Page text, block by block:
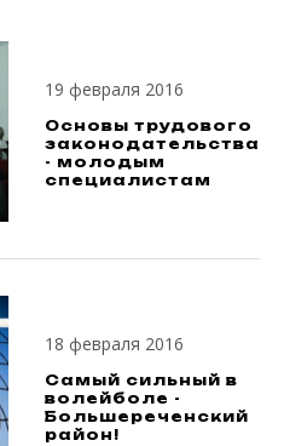
19 февраля 2016
Основы трудового
законодательства
- молодым
специалистам
18 февраля 2016
Самый сильный в
волейболе -
Большереченский
район!